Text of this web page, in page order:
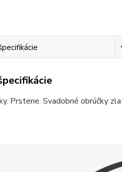
Prstene. Svadobné obrúčky